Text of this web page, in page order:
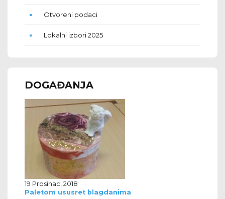
Otvoreni podaci
Lokalni izbori 2025
DOGAĐANJA
19 Prosinac, 2018
Paletom ususret blagdanima